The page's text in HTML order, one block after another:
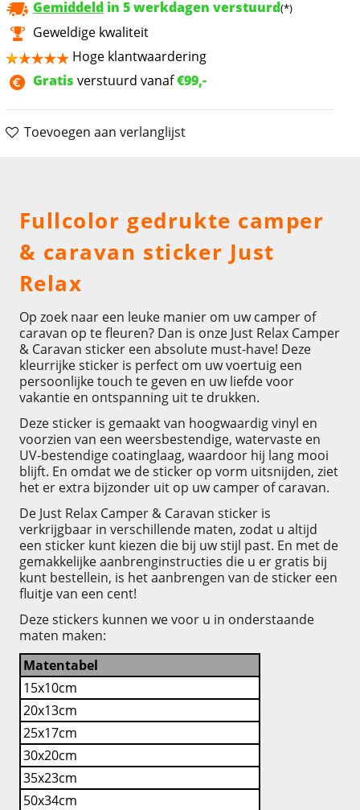
Gemiddeld in 5 werkdagen verstuurd(*)
Geweldige kwaliteit
Hoge klantwaardering
Gratis verstuurd vanaf€99,-
Toevoegen aan verlanglijst
Fullcolor gedrukte camper
& caravan sticker Just
Relax
Op zoek naar een leuke manier om uw camper of
caravan op te fleuren? Dan is onze Just Relax Camper
& Caravan sticker een absolute must-have! Deze
kleurrijke sticker is perfect om uw voertuig een
persoonlijke touch te geven en uw liefde voor
vakantie en ontspanning uit te drukken.
Deze sticker is gemaakt van hoogwaardig vinyl en
voorzien van een weersbestendige, watervaste en
UV-bestendige coatinglaag, waardoor hij lang mooi
blijft. En omdat we de sticker op vorm uitsnijden, ziet
het er extra bijzonder uit op uw camper of caravan.
De Just Relax Camper & Caravan sticker is
verkrijgbaar in verschillende maten, zodat u altijd
een sticker kunt kiezen die bij uw stijl past. En met de
gemakkelijke aanbrenginstructies die u er gratis bij
kunt bestellein, is het aanbrengen van de sticker een
fluitje van een cent!
Deze stickers kunnen we voor u in onderstaande
maten maken:
Matentabel
15x10cm
20x13cm
25x17cm
30x20cm
35x23cm
50x34cm